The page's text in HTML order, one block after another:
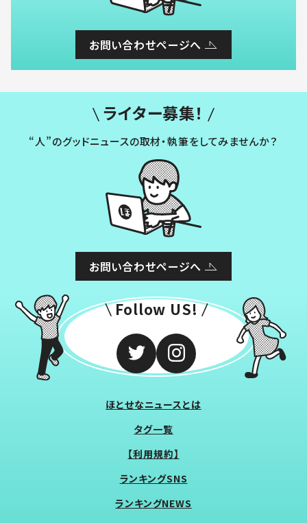
お問い合わせページへ
ライター募集！
“人”のグッドニュースの取材・執筆をしてみませんか？
お問い合わせページへ
Follow US!
ほとせなニュースとは
タグ一覧
【利用規約】
ランキングSNS
ランキングNEWS